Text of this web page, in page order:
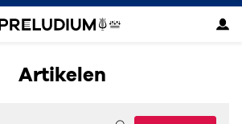
Artikelen